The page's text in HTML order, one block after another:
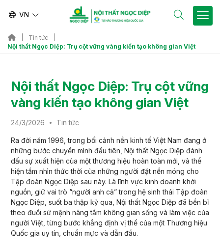
VN
Tin tức
Nội thất Ngọc Diệp: Trụ cột vững vàng kiến tạo không gian Việt
Nội thất Ngọc Diệp: Trụ cột vững
vàng kiến tạo không gian Việt
24/3/2026 Tin tức
Ra đời năm 1996, trong bối cảnh nền kinh tế Việt Nam đang ở
những bước chuyển mình đầu tiên, Nội thất Ngọc Diệp đánh
dấu sự xuất hiện của một thương hiệu hoàn toàn mới, và thể
hiện tầm nhìn thức thời của những người đặt nền móng cho
Tập đoàn Ngọc Diệp sau này. Là lĩnh vực kinh doanh khởi
nguồn, giữ vai trò “người anh cả” trong hệ sinh thái Tập đoàn
Ngọc Diệp, suốt ba thập kỷ qua, Nội thất Ngọc Diệp đã bền bỉ
theo đuổi sứ mệnh nâng tầm không gian sống và làm việc của
người Việt, từng bước khẳng định vị thế của một Thương hiệu
Quốc gia uy tín, chuẩn mực và dẫn đầu.